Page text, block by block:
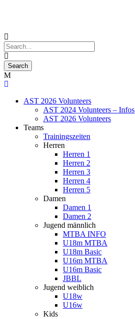
AST 2026 Volunteers
AST 2024 Volunteers – Infos
AST 2026 Volunteers
Teams
Trainingszeiten
Herren
Herren 1
Herren 2
Herren 3
Herren 4
Herren 5
Damen
Damen 1
Damen 2
Jugend männlich
MTBA INFO
U18m MTBA
U18m Basic
U16m MTBA
U16m Basic
JBBL
Jugend weiblich
U18w
U16w
Kids